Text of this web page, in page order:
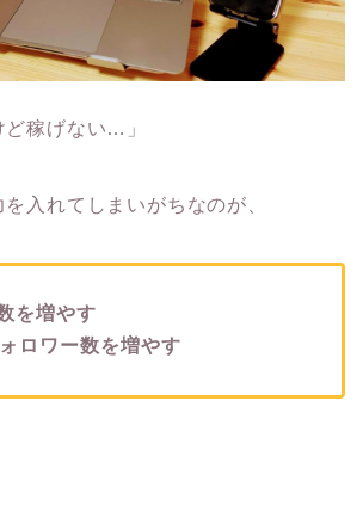
ど稼げない…」
入れてしまいがちなのが、
を増やす
ロワー数を増やす